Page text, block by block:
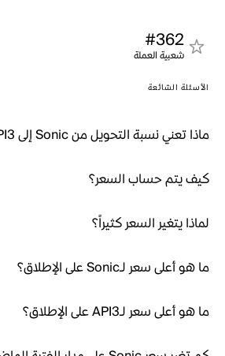
#362
شعبية العملة
الأسئلة الشائعة
ماذا تعني نسبة التحويل من Sonic إلى API3؟
كيف يتم حساب السعر؟
لماذا يتغير السعر كثيراً؟
ما هو أعلى سعر لـSonic على الإطلاق؟
ما هو أعلى سعر لـAPI3 على الإطلاق؟